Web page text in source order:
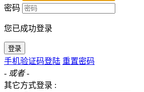
密码
您已成功登录
登录
手机验证码登陆 重置密码
- 或者 -
其它方式登录 :